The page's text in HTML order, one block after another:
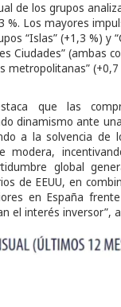
de los grupos
%. Los mayores
“Islas” (+1,3 %) y
Ciudades” (ambas
metropolitanas”
que las
dinamismo ante
a la solvencia de
modera,
global
de EEUU, en
en España
el interés inversor”,